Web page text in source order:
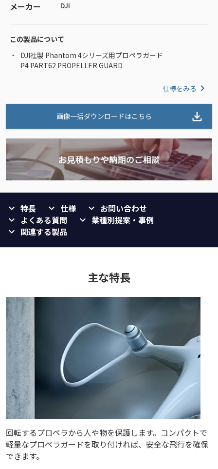
メーカー DJI
この製品について
DJI社製 Phantom 4シリーズ用プロペラガード
P4 PART62 PROPELLER GUARD
仕様をみる
画像一括ダウンロードはこちら
特長 仕様
お問い合わせ
よくある質問
業種別提案・事例
関連する製品
主な特長
回転するプロペラから人や物を保護します。コンパクトで
軽量なプロペラガードを取り付ければ、安全な飛行を確保
できます。